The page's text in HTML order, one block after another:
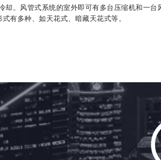
却。风管式系统的室外即可有多台压缩机和一
有多种、如天花式、暗藏天花式等。